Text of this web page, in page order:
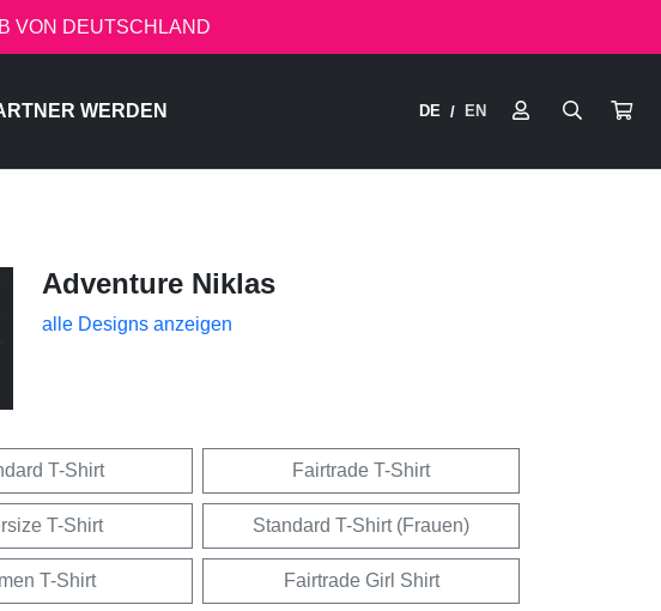
VON DEUTSCHLAND
WERDEN DE / EN
Adventure Niklas
alle Designs anzeigen
T-Shirt Fairtrade T-Shirt
T-Shirt Standard T-Shirt (Frauen)
T-Shirt Fairtrade Girl Shirt